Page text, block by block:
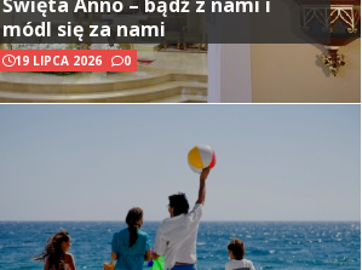
módl się za nami
19 LIPCA 2026 0